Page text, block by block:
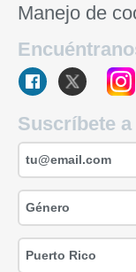
Manejo de
Suscríbete